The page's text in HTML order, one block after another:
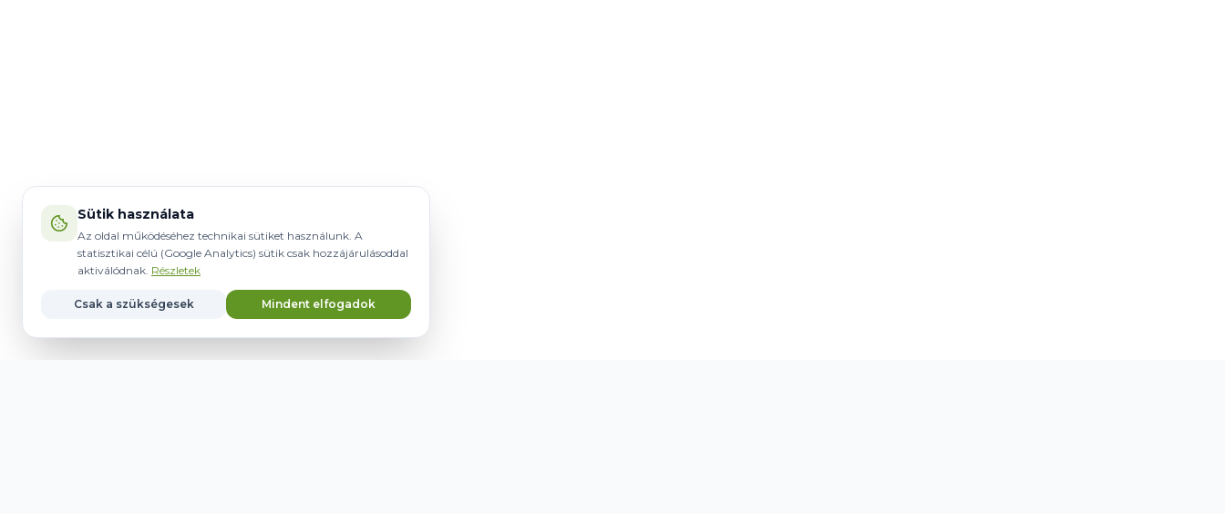
Sütik használata
Az oldal működéséhez technikai sütiket használunk. A
statisztikai célú (Google Analytics) sütik csak hozzájárulásoddal
aktiválódnak. Részletek
Csak a szükségesek Mindent elfogadok